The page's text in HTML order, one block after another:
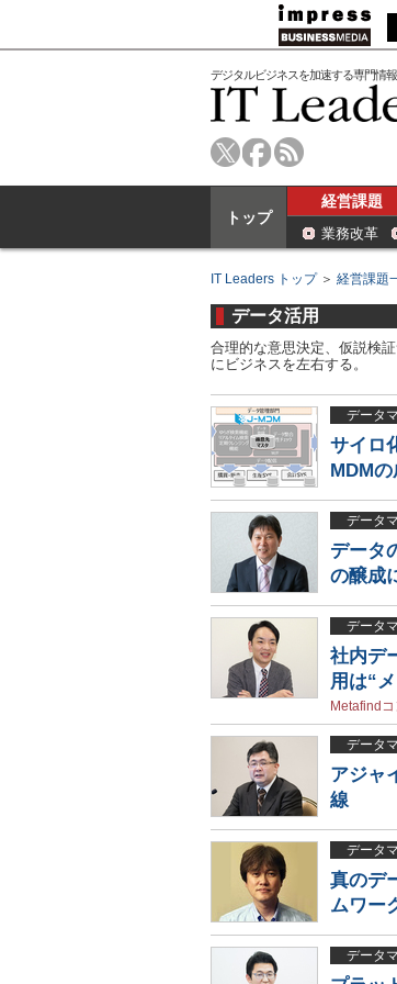
デジタルビジネスを加速する専門情
トップ
経営課題
業務改革
IT Leaders トップ＞ 経営課題
データ活用
合理的な意思決定、仮説検
にビジネスを左右する。
データ
サイロ
MDM
データ
データ
の醸成
データ
社内デ
用は“
Metafind
データ
アジャ
線
データ
真のデ
ムワー
データ